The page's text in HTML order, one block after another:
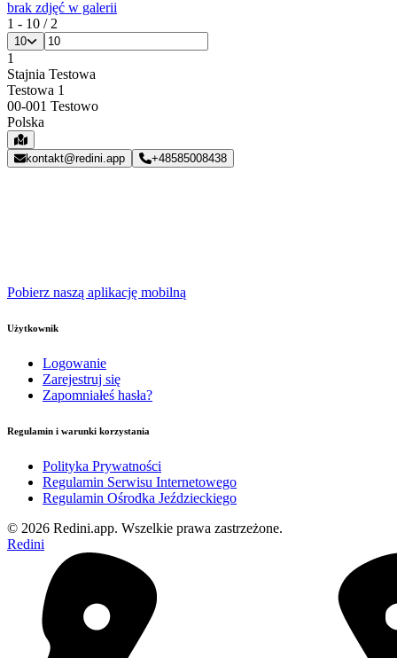
brak zdjęć w galerii
1 - 10 /2
10
1
Footer
Stajnia Testowa
Testowa 1
00-001 Testowo
Polska
kontakt@redini.app +48585008438
Pobierz naszą aplikację mobilną
Użytkownik
Logowanie
Zarejestruj się
Zapomniałeś hasła?
Regulamin i warunki korzystania
Polityka Prywatności
Regulamin Serwisu Internetowego
Regulamin Ośrodka Jeździeckiego
© 2026 Redini.app. Wszelkie prawa zastrzeżone.
Redini